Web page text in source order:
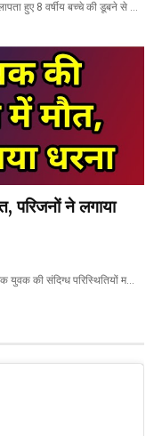
हुए 8 वर्षीय बच्चे की डूबने से …
परिजनों ने लगाया
युवक की संदिग्ध परिस्थितियों म…